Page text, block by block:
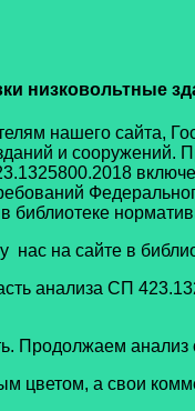
низковольтные
нашего сайта,
и
библиотеке
на сайте в
анализа СП
анализ с
цветом, а свои